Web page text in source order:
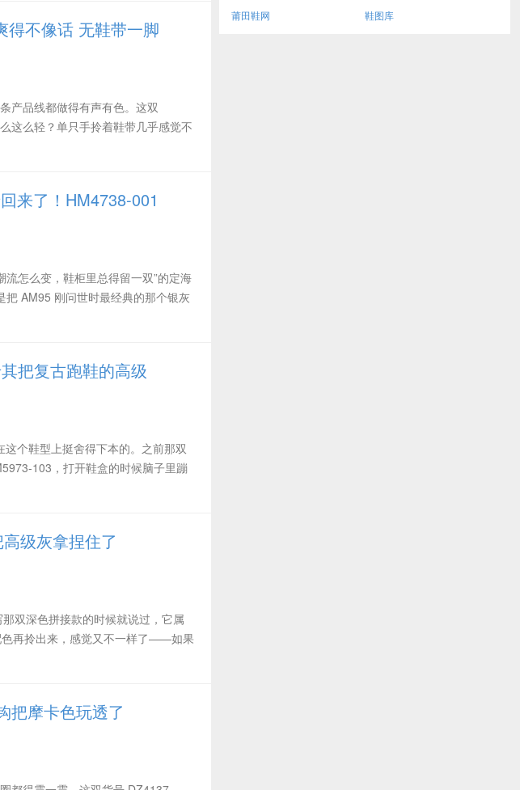
得不像话 无鞋带一脚
产品线都做得有声有色。这双
这么轻？单只手拎着鞋带几乎感觉不
来了！HM4738-001
怎么变，鞋柜里总得留一双”的定海
AM95 刚问世时最经典的那个银灰
把复古跑鞋的高级
个鞋型上挺舍得下本的。之前那双
103，打开鞋盒的时候脑子里蹦
级灰拿捏住了
双深色拼接款的时候就说过，它属
色再拎出来，感觉又不一样了——如果
把摩卡色玩透了
莆田鞋网
鞋图库